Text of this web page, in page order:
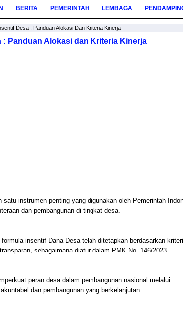
BERITA PEMERINTAH LEMBAGA
Desa : Panduan Alokasi Dan Kriteria Kinerja
: Panduan Alokasi dan Kriteria Kinerja
satu instrumen penting yang digunakan oleh Pemerintah
dan pembangunan di tingkat desa.
insentif Dana Desa telah ditetapkan berdasarkan
sebagaimana diatur dalam PMK No. 146/2023.
peran desa dalam pembangunan nasional melalui
dan pembangunan yang berkelanjutan.